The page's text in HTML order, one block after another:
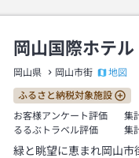
岡山国際ホテル
岡山県 岡山市街 地図
ふるさと納税対象施設
お客様アンケート評価
集
るるぶトラベル評価
集
緑と眺望に恵まれ岡山市